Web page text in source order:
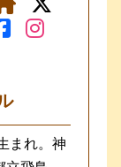
まれ。神